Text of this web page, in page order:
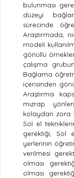
bulunması
düzeyi
sürecinde
Araştırmada,
modeli
gönüllü
çalışma
Bağlama
içerisinden
Araştırma
mızrap
kolaydan zora
Sol el
gerektiği, Sol
yerlerinin
verilmesi
olması
olması